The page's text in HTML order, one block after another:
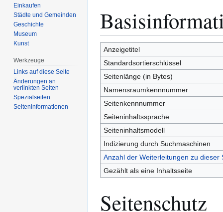
Navigation
Suche
Anzeigetitel
Standardsortierschlüssel
Seitenlänge (in Bytes)
Namensraumkennnummer
Seitenkennnummer
Seiteninhaltssprache
Seiteninhaltsmodell
Indizierung durch Suchmaschinen
Anzahl der Weiterleitungen zu dieser
Gezählt als eine Inhaltsseite
Seitenschutz
Einkaufen
Städte und Gemeinden
Geschichte
Museum
Kunst
Werkzeuge
Links auf diese Seite
Änderungen an
verlinkten Seiten
Spezialseiten
Seiten­­informationen